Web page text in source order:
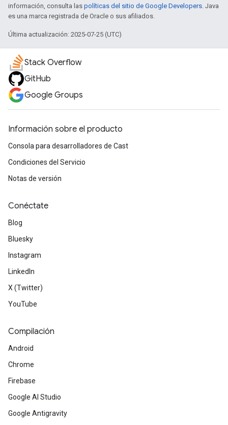
información, consulta las políticas del sitio de Google Developers. Java
es una marca registrada de Oracle o sus afiliados.
Última actualización: 2025-07-25 (UTC)
Stack Overflow
GitHub
Google Groups
Información sobre el producto
Consola para desarrolladores de Cast
Condiciones del Servicio
Notas de versión
Conéctate
Blog
Bluesky
Instagram
LinkedIn
X (Twitter)
YouTube
Compilación
Android
Chrome
Firebase
Google AI Studio
Google Antigravity